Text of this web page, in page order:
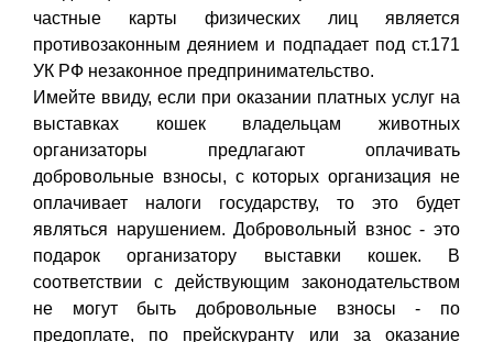
частные карты физических лиц является
противозаконным деянием и подпадает под ст.171
УК РФ незаконное предпринимательство.
Имейте ввиду, если при оказании платных услуг на
выставках кошек владельцам животных
организаторы предлагают оплачивать
добровольные взносы, с которых организация не
оплачивает налоги государству, то это будет
являться нарушением. Добровольный взнос - это
подарок организатору выставки кошек. В
соответствии с действующим законодательством
не могут быть добровольные взносы - по
предоплате, по прейскуранту или за оказание